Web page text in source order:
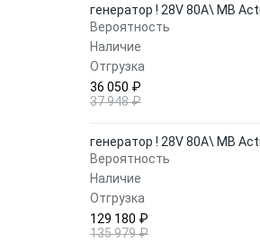
генератор ! 28V 80A\ MB
Вероятность
Наличие
Отгрузка
36 050 ₽
37 948 ₽
генератор ! 28V 80A\ MB
Вероятность
Наличие
Отгрузка
129 180 ₽
135 979 ₽